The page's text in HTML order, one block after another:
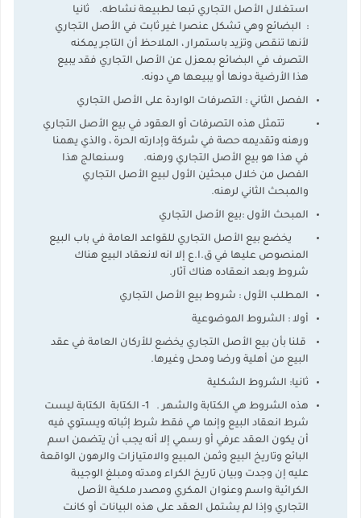
استغلال الأصل التجاري تبعا لطبيعة نشاطه. ثانيا
: البضائع وهي تشكل عنصرا غير ثابت في الأصل التجاري
لأنها تنقص وتزيد باستمرار ، الملاحظ أن التاجر يمكنه
التصرف في البضائع بمعزل عن الأصل التجاري فقد يبيع
هذا الأرضية دونها أو يبيعها هي دونه.
الفصل الثاني : التصرفات الواردة على الأصل التجاري
تتمثل هذه التصرفات أو العقود في بيع الأصل التجاري
ورهنه وتقديمه حصة في شركة وإدارته الحرة ، والذي يهمنا
في هذا هو بيع الأصل التجاري ورهنه. وسنعالج هذا
الفصل من خلال مبحثين الأول لبيع الأصل التجاري
والمبحث الثاني لرهنه.
المبحث الأول :بيع الأصل التجاري
يخضع بيع الأصل التجاري للقواعد العامة في باب البيع
المنصوص عليها في ق.ا.ع إلا انه لانعقاد البيع هناك
شروط وبعد انعقاده هناك آثار.
المطلب الأول : شروط بيع الأصل التجاري
أولا : الشروط الموضوعية
قلنا بأن بيع الأصل التجاري يخضع للأركان العامة في عقد
البيع من أهلية ورضا ومحل وغيرها.
ثانيا: الشروط الشكلية
هذه الشروط هي الكتابة والشهر . 1- الكتابة الكتابة ليست
شرط انعقاد البيع وإنما هي فقط شرط إثباته ويستوي فيه
أن يكون العقد عرفي أو رسمي إلا أنه يجب أن يتضمن اسم
البائع وتاريخ البيع وثمن المبيع والامتيازات والرهون الواقعة
عليه إن وجدت وبيان تاريخ الكراء ومدته ومبلغ الوجيبة
الكرائية واسم وعنوان المكري ومصدر ملكية الأصل
التجاري وإذا لم يشتمل العقد على هذه البيانات أو كانت